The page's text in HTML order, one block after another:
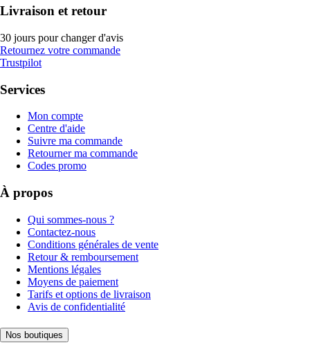
Livraison et retour
30 jours pour changer d'avis
Retournez votre commande
Trustpilot
Services
Mon compte
Centre d'aide
Suivre ma commande
Retourner ma commande
Codes promo
À propos
Qui sommes-nous ?
Contactez-nous
Conditions générales de vente
Retour & remboursement
Mentions légales
Moyens de paiement
Tarifs et options de livraison
Avis de confidentialité
Nos boutiques